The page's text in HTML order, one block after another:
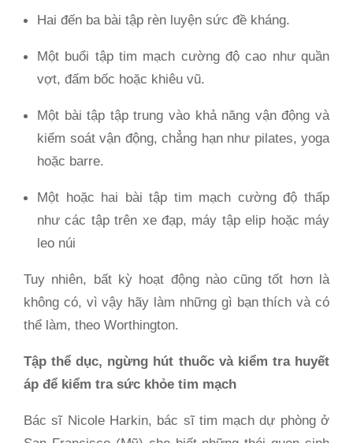
Hai đến ba bài tập rèn luyện sức đề kháng.
Một buổi tập tim mạch cường độ cao như quần
vợt, đấm bốc hoặc khiêu vũ.
Một bài tập tập trung vào khả năng vận động và
kiểm soát vận động, chẳng hạn như pilates, yoga
hoặc barre.
Một hoặc hai bài tập tim mạch cường độ thấp
như các tập trên xe đạp, máy tập elip hoặc máy
leo núi
Tuy nhiên, bất kỳ hoạt động nào cũng tốt hơn là
không có, vì vậy hãy làm những gì bạn thích và có
thể làm, theo Worthington.
Tập thể dục, ngừng hút thuốc và kiểm tra huyết
áp để kiểm tra sức khỏe tim mạch
Bác sĩ Nicole Harkin, bác sĩ tim mạch dự phòng ở